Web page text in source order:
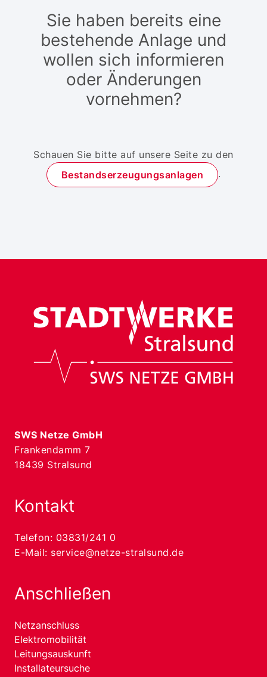
Sie haben bereits eine
bestehende Anlage und
wollen sich informieren
oder Änderungen
vornehmen?
Schauen Sie bitte auf unsere Seite zu den
Bestandserzeugungsanlagen
.
SWS Netze GmbH
Frankendamm 7
18439 Stralsund
Kontakt
Telefon: 03831/241 0
E-Mail: service@netze-stralsund.de
Anschließen
Netzanschluss
Elektromobilität
Leitungsauskunft
Installateursuche